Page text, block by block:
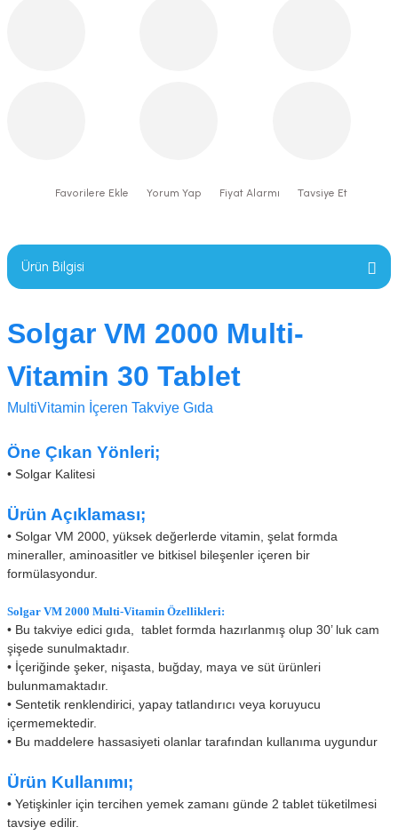
Yorum Yap Fiyat Alarmı Tavsiye Et
Ürün Bilgisi
Solgar VM 2000 Multi-
Vitamin 30 Tablet
MultiVitamin İçeren Takviye Gıda
Öne Çıkan Yönleri;
• Solgar Kalitesi
Ürün Açıklaması;
• Solgar VM 2000, yüksek değerlerde vitamin, şelat formda
mineraller, aminoasitler ve bitkisel bileşenler içeren bir
formülasyondur.
Solgar VM 2000 Multi-Vitamin Özellikleri:
• Bu takviye edici gıda, tablet formda hazırlanmış olup 30’ luk cam
şişede sunulmaktadır.
• İçeriğinde şeker, nişasta, buğday, maya ve süt ürünleri
bulunmamaktadır.
• Sentetik renklendirici, yapay tatlandırıcı veya koruyucu
içermemektedir.
• Bu maddelere hassasiyeti olanlar tarafından kullanıma uygundur
Ürün Kullanımı;
• Yetişkinler için tercihen yemek zamanı günde 2 tablet tüketilmesi
tavsiye edilir.